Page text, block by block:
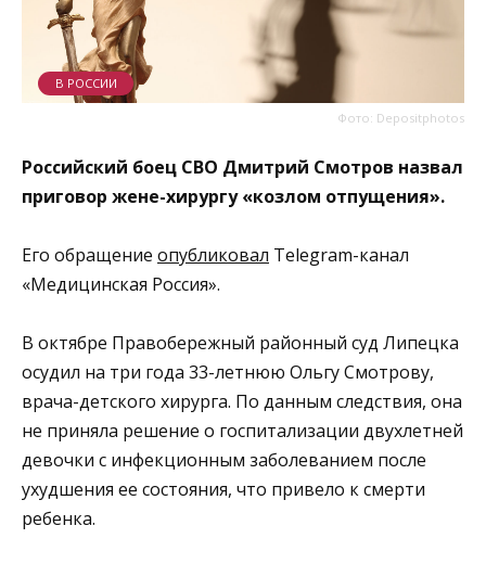
Фото: Depositphotos
В РОССИИ
Российский боец СВО Дмитрий Смотров назвал
приговор жене-хирургу «козлом отпущения».
Его обращение опубликовал Telegram-канал
«Медицинская Россия».
В октябре Правобережный районный суд Липецка
осудил на три года 33-летнюю Ольгу Смотрову,
врача-детского хирурга. По данным следствия, она
не приняла решение о госпитализации двухлетней
девочки с инфекционным заболеванием после
ухудшения ее состояния, что привело к смерти
ребенка.